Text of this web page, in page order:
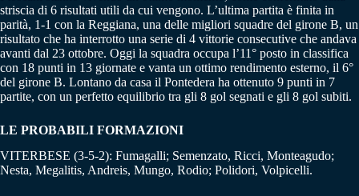
striscia di 6 risultati utili da cui vengono. L’ultima partita è finita in
parità, 1-1 con la Reggiana, una delle migliori squadre del girone B, un
risultato che ha interrotto una serie di 4 vittorie consecutive che andava
avanti dal 23 ottobre. Oggi la squadra occupa l’11° posto in classifica
con 18 punti in 13 giornate e vanta un ottimo rendimento esterno, il 6°
del girone B. Lontano da casa il Pontedera ha ottenuto 9 punti in 7
partite, con un perfetto equilibrio tra gli 8 gol segnati e gli 8 gol subiti.
LE PROBABILI FORMAZIONI
VITERBESE (3-5-2): Fumagalli; Semenzato, Ricci, Monteagudo;
Nesta, Megalitis, Andreis, Mungo, Rodio; Polidori, Volpicelli.